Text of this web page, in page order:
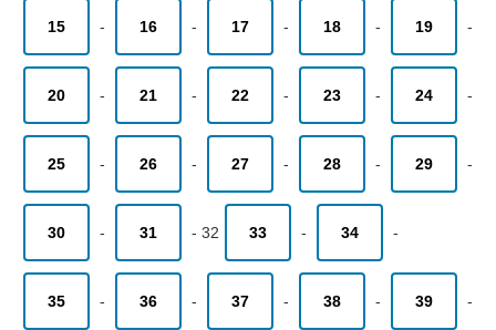
15 - 16 - 17 - 18 - 19 -
20 - 21 - 22 - 23 - 24 -
25 - 26 - 27 - 28 - 29 -
30 - 31 - 32 33 - 34 -
35 - 36 - 37 - 38 - 39 -